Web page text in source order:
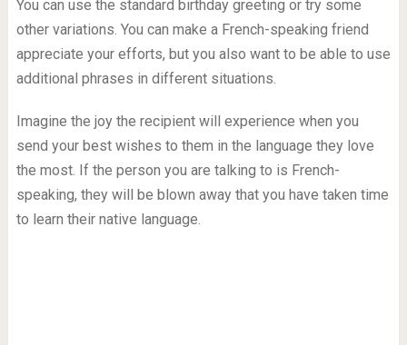
You can use the standard birthday greeting or try some
other variations. You can make a French-speaking friend
appreciate your efforts, but you also want to be able to use
additional phrases in different situations.
Imagine the joy the recipient will experience when you
send your best wishes to them in the language they love
the most. If the person you are talking to is French-
speaking, they will be blown away that you have taken time
to learn their native language.